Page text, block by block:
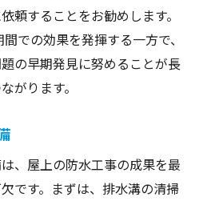
頼することをお勧めします。
での効果を発揮する一方で、
の早期発見に努めることが長
がります。
、屋上の防水工事の成果を最
です。まずは、排水溝の清掃